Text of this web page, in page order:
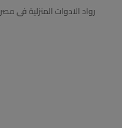
رواد الادوات المنزلية فى مصر